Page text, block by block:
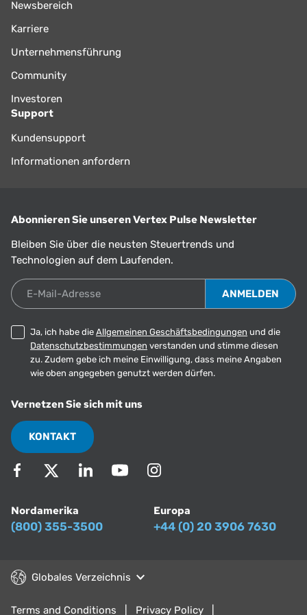
Newsbereich
Karriere
Unternehmensführung
Community
Investoren
Support
Kundensupport
Informationen anfordern
Abonnieren Sie unseren Vertex Pulse Newsletter
Bleiben Sie über die neusten Steuertrends und
Technologien auf dem Laufenden.
E-Mail-Adresse
Ja, ich habe die Allgemeinen Geschäftsbedingungen und die
Datenschutzbestimmungen verstanden und stimme diesen
zu. Zudem gebe ich meine Einwilligung, dass meine Angaben
wie oben angegeben genutzt werden dürfen.
Vernetzen Sie sich mit uns
KONTAKT
Nordamerika
(800) 355-3500
Europa
+44 (0) 20 3906 7630
Globales Verzeichnis
Terms and Conditions Privacy Policy